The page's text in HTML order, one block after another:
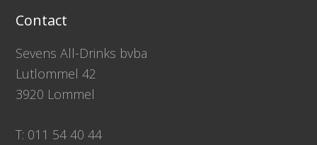
Contact
Sevens All-Drinks bvba
Lutlommel 42
3920 Lommel
T: 011 54 40 44